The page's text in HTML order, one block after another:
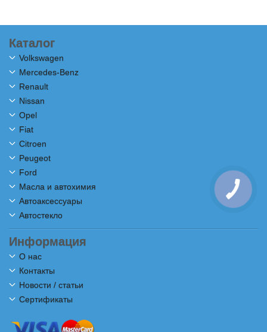
Каталог
Volkswagen
Mercedes-Benz
Renault
Nissan
Opel
Fiat
Citroen
Peugeot
Ford
Масла и автохимия
Автоаксессуары
Автостекло
Информация
О нас
Контакты
Новости / статьи
Сертификаты